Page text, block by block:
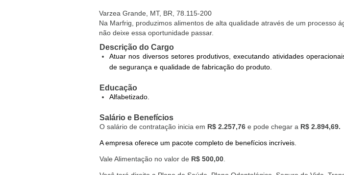
Varzea Grande, MT, BR, 78.115-200
Na Marfrig, produzimos alimentos de alta qualidade através de um processo
não deixe essa oportunidade passar.
Descrição do Cargo
Atuar nos diversos setores produtivos, executando atividades
de segurança e qualidade de fabricação do produto.
Educação
Alfabetizado.
Salário e Benefícios
O salário de contratação inicia em R$ 2.257,76 e pode chegar a R$ 2.894,69.
A empresa oferece um pacote completo de benefícios incríveis.
Vale Alimentação no valor de R$ 500,00